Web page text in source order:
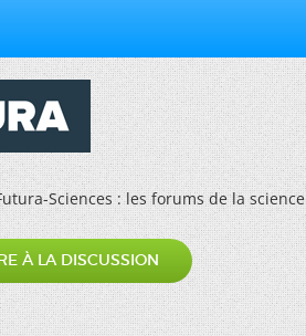
Sciences : les forums de la science
À LA DISCUSSION